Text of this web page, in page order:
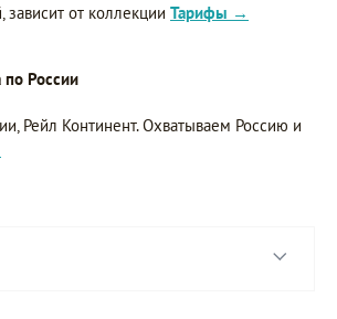
зависит от коллекции Тарифы →
по России
Рейл Континент. Охватываем Россию и